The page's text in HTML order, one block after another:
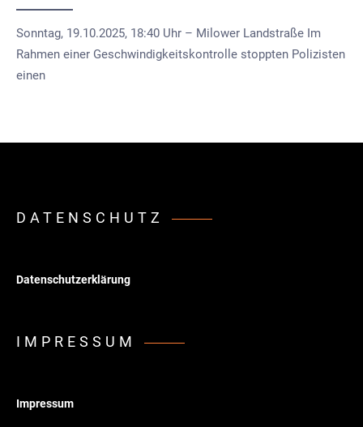
Sonntag, 19.10.2025, 18:40 Uhr – Milower Landstraße Im
Rahmen einer Geschwindigkeitskontrolle stoppten Polizisten
einen
DATENSCHUTZ
Datenschutzerklärung
IMPRESSUM
Impressum